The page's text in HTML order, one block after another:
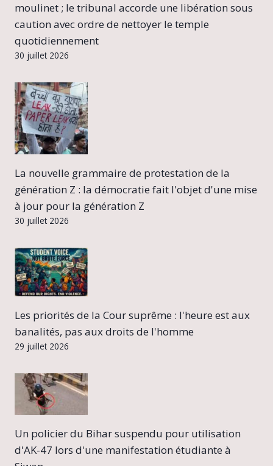
moulinet ; le tribunal accorde une libération sous
caution avec ordre de nettoyer le temple
quotidiennement
30 juillet 2026
La nouvelle grammaire de protestation de la
génération Z : la démocratie fait l'objet d'une mise
à jour pour la génération Z
30 juillet 2026
Les priorités de la Cour suprême : l'heure est aux
banalités, pas aux droits de l'homme
29 juillet 2026
Un policier du Bihar suspendu pour utilisation
d'AK-47 lors d'une manifestation étudiante à